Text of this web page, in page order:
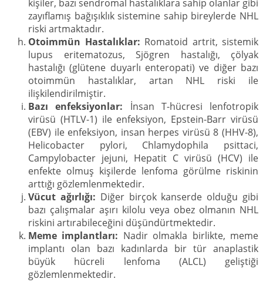
kişiler, bazı sendromal hastalıklara sahip olanlar gibi
zayıflamış bağışıklık sistemine sahip bireylerde NHL
riski artmaktadır.
Otoimmün Hastalıklar: Romatoid artrit, sistemik
lupus eritematozus, Sjögren hastalığı, çölyak
hastalığı (glütene duyarlı enteropati) ve diğer bazı
otoimmün hastalıklar, artan NHL riski ile
ilişkilendirilmiştir.
Bazı enfeksiyonlar: İnsan T-hücresi lenfotropik
virüsü (HTLV-1) ile enfeksiyon, Epstein-Barr virüsü
(EBV) ile enfeksiyon, insan herpes virüsü 8 (HHV-8),
Helicobacter pylori, Chlamydophila psittaci,
Campylobacter jejuni, Hepatit C virüsü (HCV) ile
enfekte olmuş kişilerde lenfoma görülme riskinin
arttığı gözlemlenmektedir.
Vücut ağırlığı: Diğer birçok kanserde olduğu gibi
bazı çalışmalar aşırı kilolu veya obez olmanın NHL
riskini artırabileceğini düşündürtmektedir.
Meme implantları: Nadir olmakla birlikte, meme
implantı olan bazı kadınlarda bir tür anaplastik
büyük hücreli lenfoma (ALCL) geliştiği
gözlemlenmektedir.